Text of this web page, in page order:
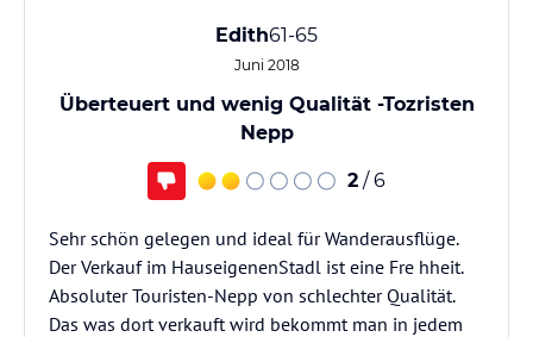
Edith61-65
Juni 2018
Überteuert und wenig Qualität -Tozristen
Nepp
2 / 6
Sehr schön gelegen und ideal für Wanderausflüge.
Der Verkauf im HauseigenenStadl ist eine Fre hheit.
Absoluter Touristen-Nepp von schlechter Qualität.
Das was dort verkauft wird bekommt man in jedem